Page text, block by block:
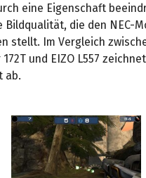
eine Eigenschaft
Bildqualität, die den NEC-
stellt. Im Vergleich
und EIZO L557
ab.